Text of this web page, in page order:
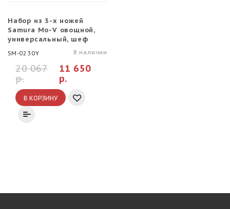
Набор из 3-х ножей
Samura Mo-V овощной,
универсальный, шеф
УПАКОВКА)
SM-0230Y В наличии
11 650
р.
20 067
р.
В КОРЗИНУ